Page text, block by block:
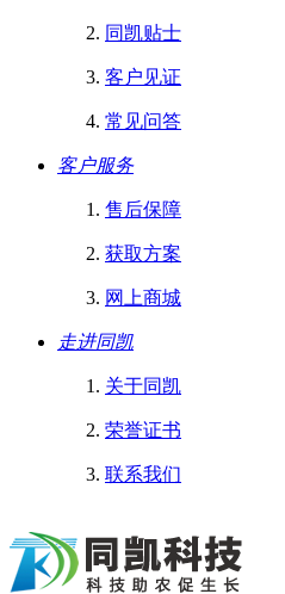
同凯贴士
客户见证
常见问答
客户服务
售后保障
获取方案
网上商城
走进同凯
关于同凯
荣誉证书
联系我们